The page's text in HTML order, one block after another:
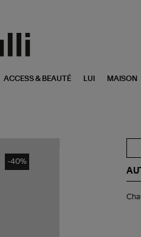
ACCESS & BEAUTÉ LUI MAISON
-40%